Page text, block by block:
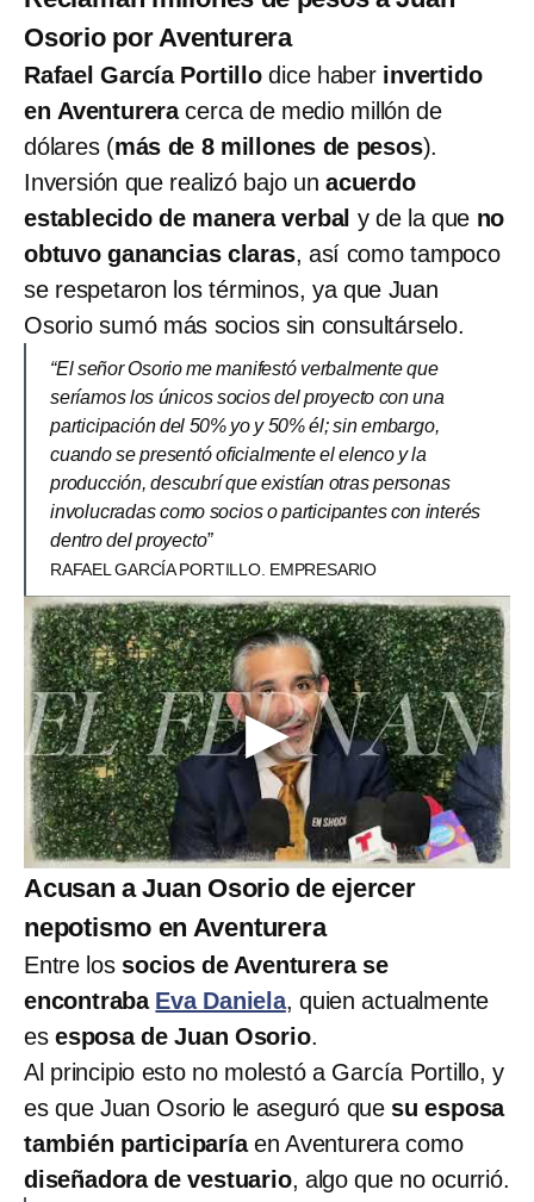
Osorio por Aventurera
Rafael García Portillodice haberinvertido
en Aventureracerca de medio millón de
dólares (más de 8 millones de pesos).
Inversión que realizó bajo un acuerdo
establecido de manera verbal y de la que no
obtuvo ganancias claras, así como tampoco
se respetaron los términos, ya que Juan
Osorio sumó más socios sin consultárselo.
“El señor Osorio me manifestó verbalmente que
seríamos los únicos socios del proyecto con una
participación del 50% yo y 50% él; sin embargo,
cuando se presentó oficialmente el elenco y la
producción, descubrí que existían otras personas
involucradas como socios o participantes con interés
dentro del proyecto”
RAFAEL GARCÍA PORTILLO. EMPRESARIO
Acusan a Juan Osorio de ejercer
nepotismo en Aventurera
Entre los socios de Aventurera se
encontraba Eva Daniela, quien actualmente
es esposa de Juan Osorio.
Al principio esto no molestó a García Portillo, y
es que Juan Osorio le aseguró que su esposa
también participaríaen Aventurera como
diseñadora de vestuario, algo que no ocurrió.